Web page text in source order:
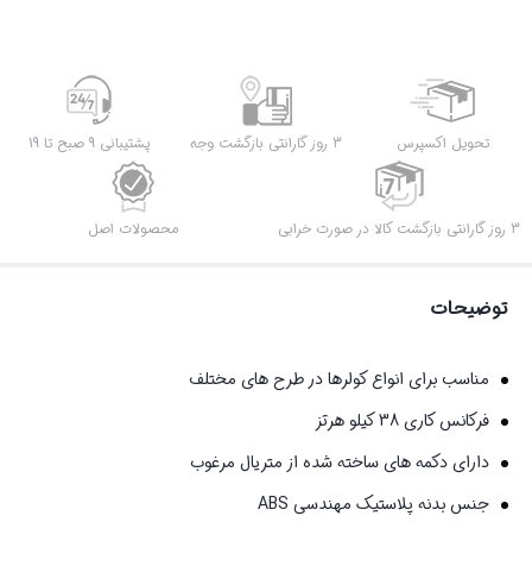
رایگان
عدد
تحویل اکسپرس 3 روز گارانتی بازگشت وجه پشتیبانی 9 صبح تا 19
3 روز گارانتی بازگشت کالا در صورت خرابی محصولات اصل
توضیحات
مناسب برای انواع کولرها در طرح های مختلف
فرکانس کاری 38 کیلو هرتز
دارای دکمه های ساخته شده از متریال مرغوب
جنس بدنه پلاستیک مهندسی ABS